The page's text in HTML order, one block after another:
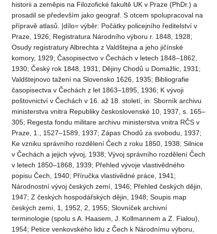
historii a zeměpis na Filozofické fakultě UK v Praze (PhDr.) a
prosadil se především jako geograf. S otcem spolupracoval na
přípravě atlasů. |dílo= výběr: Počátky policejního ředitelství v
Praze, 1926; Registratura Národního výboru r. 1848, 1928;
Osudy registratury Albrechta z Valdštejna a jeho jičínské
komory, 1929; Časopisectvo v Čechách v letech 1848–1862,
1930; Český rok 1848, 1931; Dějiny Chodů u Domažlic, 1931;
Valdštejnovo tažení na Slovensko 1626, 1935; Bibliografie
časopisectva v Čechách z let 1863–1895, 1936; K vývoji
poštovnictví v Čechách v 16. až 18. století, in: Sborník archivu
ministerstva vnitra Republiky československé 10, 1937, s. 165–
305; Regesta fondu militare archivu ministerstva vnitra RČS v
Praze, 1., 1527–1589, 1937; Zápas Chodů za svobodu, 1937;
Ke vzniku správního rozdělení Čech z roku 1850, 1938; Silnice
v Čechách a jejich vývoj, 1938; Vývoj správního rozdělení Čech
v letech 1850–1868, 1939; Přehled vývoje vlastivědného
popisu Čech, 1940; Příručka vlastivědné práce, 1941;
Národnostní vývoj českých zemí, 1946; Přehled českých dějin,
1947; Z českých hospodářských dějin, 1948; Soupis map
českých zemí, 1, 1952, 2, 1955; Slovníček archivní
terminologie (spolu s A. Haasem, J. Kollmannem a Z. Fialou),
1954; Petice venkovského lidu z Čech k Národnímu výboru,